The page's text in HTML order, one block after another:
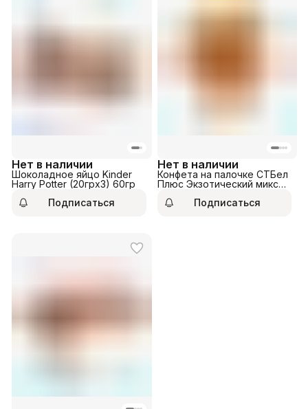
Нет в наличии
Шоколадное яйцо Kinder
Harry Potter (20грх3) 60гр
Подписаться
Нет в наличии
Конфета на палочке СТБел
Плюс Экзотический микс
Подписаться